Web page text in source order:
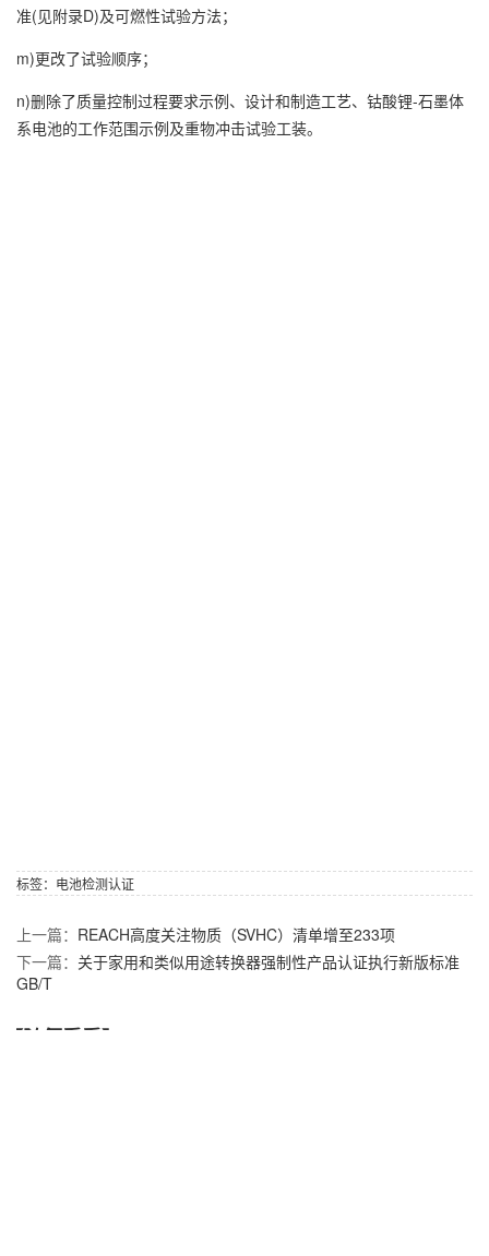
准(见附录D)及可燃性试验方法；
m)更改了试验顺序；
n)删除了质量控制过程要求示例、设计和制造工艺、钴酸锂-石墨体
系电池的工作范围示例及重物冲击试验工装。
标签： 电池检测认证
上一篇： REACH高度关注物质（SVHC）清单增至233项
下一篇： 关于家用和类似用途转换器强制性产品认证执行新版标准
GB/T
【随便看看】